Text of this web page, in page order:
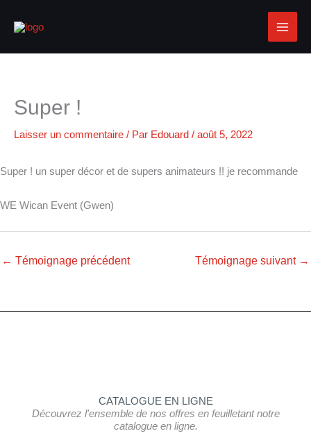
Super !
Laisser un commentaire / Par Edouard / août 5, 2022
Super ! un super décor et de supers animateurs !! je recommande
WE Wican Event (Gwen)
← Témoignage précédent Témoignage suivant →
CATALOGUE EN LIGNE
Découvrez l'ensemble de nos offres en feuilletant notre
catalogue en ligne.